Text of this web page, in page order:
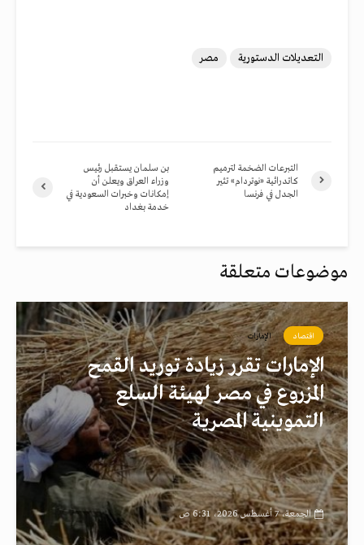
التعديلات الدستورية مصر
بن سلمان يستقبل رئيس
وزراء العراق ويعلن أن
إمكانات وخبرات السعودية في
خدمة بغداد
التبرعات الضخمة لترميم
كاتدرائية «نوتردام» تثير
الجدل في فرنسا
موضوعات متعلقة
اقتصاد الإمارات
الإمارات تقرر زيادة توريد القمح
المزروع في مصر لهيئة السلع
التموينية المصرية
الجمعة، 7 أغسطس 2026، 6:31 ص